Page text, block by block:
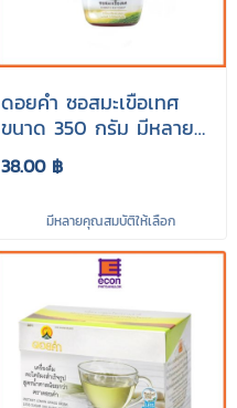
ดอยคำ ซอสมะเขือเทศ
ขนาด 350 กรัม มีหลาย
ราคา
38.00 ฿
มีหลายคุณสมบัติให้เลือก